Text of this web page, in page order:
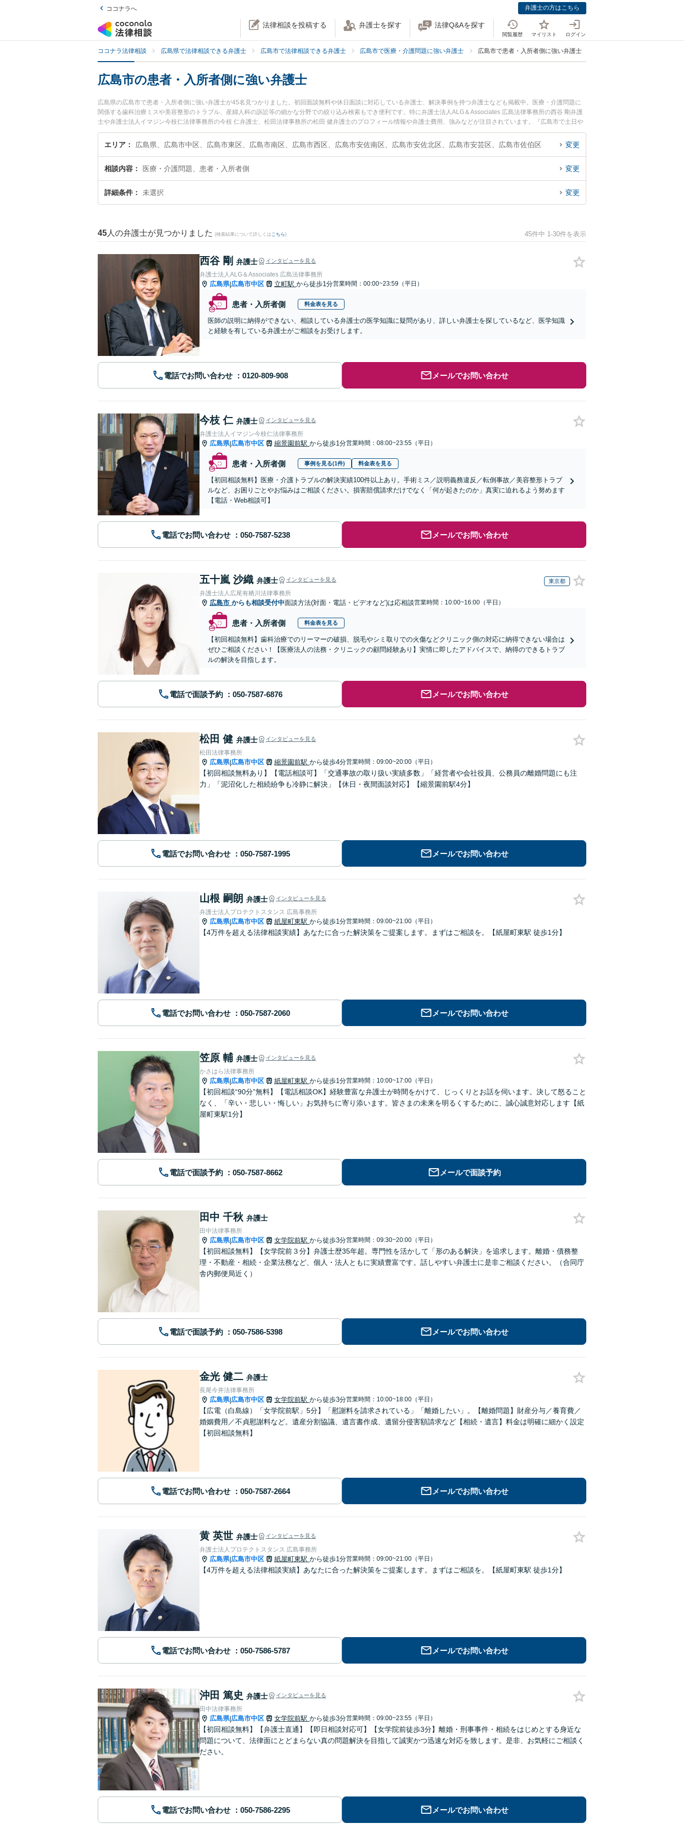
ココナラへ 弁護士の方はこちら
法律相談を投稿する 弁護士を探す 法律Q&Aを探す
閲覧履歴 マイリスト ログイン
ココナラ法律相談 広島県で法律相談できる弁護士 広島市で法律相談できる弁護士 広島市で医療・介護問題に強い弁護士 広島市で患者・入所者側に強い弁護士
広島市の患者・入所者側に強い弁護士
広島県の広島市で患者・入所者側に強い弁護士が45名見つかりました。初回面談無料や休日面談に対応している弁護士、解決事例を持つ弁護士なども掲載中。医療・介護問題に
関係する歯科治療ミスや美容整形のトラブル、産婦人科の訴訟等の細かな分野での絞り込み検索もでき便利です。特に弁護士法人ALG＆Associates 広島法律事務所の西谷 剛弁護
士や弁護士法人イマジン今枝仁法律事務所の今枝 仁弁護士、松田法律事務所の松田 健弁護士のプロフィール情報や弁護士費用、強みなどが注目されています。『広島市で土日や
夜間に発生した患者・入所者側のトラブルを今すぐに弁護士に相談したい』『患者・入所者側のトラブル解決の実績豊富な近くの弁護士を検索したい』『初回相談無料で患者・入
所者側を法律相談できる広島市内の弁護士に相談予約したい』などでお困りの相談者さんにおすすめです。
エリア 広島県、広島市中区、広島市東区、広島市南区、広島市西区、広島市安佐南区、広島市安佐北区、広島市安芸区、広島市佐伯区 変更
相談内容 医療・介護問題、患者・入所者側 変更
詳細条件 未選択 変更
45 人の弁護士が見つかりました (検索結果について詳しくは こちら) 45件中 1-30件を表示
西谷 剛 弁護士 インタビューを見る
弁護士法人ALG＆Associates 広島法律事務所
広島県|広島市中区 立町駅 から徒歩1分営業時間：00:00~23:59（平日）
患者・入所者側 料金表を見る
医師の説明に納得ができない、相談している弁護士の医学知識に疑問があり、詳しい弁護士を探しているなど、医学知識
と経験を有している弁護士がご相談をお受けします。
電話でお問い合わせ メールでお問い合わせ
今枝 仁 弁護士 インタビューを見る
弁護士法人イマジン今枝仁法律事務所
広島県|広島市中区 縮景園前駅 から徒歩1分営業時間：08:00~23:55（平日）
患者・入所者側 事例を見る(1件) 料金表を見る
【初回相談無料】医療・介護トラブルの解決実績100件以上あり。手術ミス／説明義務違反／転倒事故／美容整形トラブ
ルなど、お困りごとやお悩みはご相談ください。損害賠償請求だけでなく「何が起きたのか」真実に迫れるよう努めます
【電話・Web相談可】
電話でお問い合わせ メールでお問い合わせ
五十嵐 沙織 弁護士 インタビューを見る 東京都
弁護士法人広尾有栖川法律事務所
広島市 からも相談受付中面談方法(対面・電話・ビデオなど)は応相談営業時間：10:00~16:00（平日）
患者・入所者側 料金表を見る
【初回相談無料】歯科治療でのリーマーの破損、脱毛やシミ取りでの火傷などクリニック側の対応に納得できない場合は
ぜひご相談ください！【医療法人の法務・クリニックの顧問経験あり】実情に即したアドバイスで、納得のできるトラブ
ルの解決を目指します。
電話で面談予約 メールでお問い合わせ
松田 健 弁護士 インタビューを見る
松田法律事務所
広島県|広島市中区 縮景園前駅 から徒歩4分営業時間：09:00~20:00（平日）
【初回相談無料あり】【電話相談可】「交通事故の取り扱い実績多数」「経営者や会社役員、公務員の離婚問題にも注
力」「泥沼化した相続紛争も冷静に解決」【休日・夜間面談対応】【縮景園前駅4分】
電話でお問い合わせ メールでお問い合わせ
山根 嗣朗 弁護士 インタビューを見る
弁護士法人プロテクトスタンス 広島事務所
広島県|広島市中区 紙屋町東駅 から徒歩1分営業時間：09:00~21:00（平日）
【4万件を超える法律相談実績】あなたに合った解決策をご提案します。まずはご相談を。【紙屋町東駅 徒歩1分】
電話でお問い合わせ メールでお問い合わせ
笠原 輔 弁護士 インタビューを見る
かさはら法律事務所
広島県|広島市中区 紙屋町東駅 から徒歩1分営業時間：10:00~17:00（平日）
【初回相談“90分”無料】【電話相談OK】経験豊富な弁護士が時間をかけて、じっくりとお話を伺います。決して怒ること
なく、「辛い・悲しい・悔しい」お気持ちに寄り添います。皆さまの未来を明るくするために、誠心誠意対応します【紙
屋町東駅1分】
電話で面談予約 メールで面談予約
田中 千秋 弁護士
田中法律事務所
広島県|広島市中区 女学院前駅 から徒歩3分営業時間：09:30~20:00（平日）
【初回相談無料】【女学院前３分】弁護士歴35年超。専門性を活かして「形のある解決」を追求します。離婚・債務整
理・不動産・相続・企業法務など、個人・法人ともに実績豊富です。話しやすい弁護士に是非ご相談ください。（合同庁
舎内郵便局近く）
電話で面談予約 メールでお問い合わせ
金光 健二 弁護士
長尾今井法律事務所
広島県|広島市中区 女学院前駅 から徒歩3分営業時間：10:00~18:00（平日）
【広電（白島線）「女学院前駅」5分】「慰謝料を請求されている」「離婚したい」。【離婚問題】財産分与／養育費／
婚姻費用／不貞慰謝料など。遺産分割協議、遺言書作成、遺留分侵害額請求など【相続・遺言】料金は明確に細かく設定
【初回相談無料】
電話でお問い合わせ メールでお問い合わせ
黄 英世 弁護士 インタビューを見る
弁護士法人プロテクトスタンス 広島事務所
広島県|広島市中区 紙屋町東駅 から徒歩1分営業時間：09:00~21:00（平日）
【4万件を超える法律相談実績】あなたに合った解決策をご提案します。まずはご相談を。【紙屋町東駅 徒歩1分】
電話でお問い合わせ メールでお問い合わせ
沖田 篤史 弁護士 インタビューを見る
田中法律事務所
広島県|広島市中区 女学院前駅 から徒歩3分営業時間：09:00~23:55（平日）
【初回相談無料】【弁護士直通】【即日相談対応可】【女学院前徒歩3分】離婚・刑事事件・相続をはじめとする身近な
問題について、法律面にとどまらない真の問題解決を目指して誠実かつ迅速な対応を致します。是非、お気軽にご相談く
ださい。
電話でお問い合わせ メールでお問い合わせ